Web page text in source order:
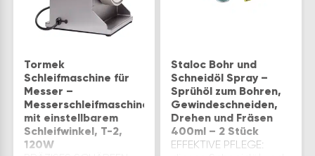
Tormek
Schleifmaschine für
Messer –
Messerschleifmaschine
mit einstellbarem
Schleifwinkel, T-2,
120W
Staloc Bohr und
Schneidöl Spray –
Sprühöl zum Bohren,
Gewindeschneiden,
Drehen und Fräsen
400ml – 2 Stück
EFFEKTIVE PFLEGE: